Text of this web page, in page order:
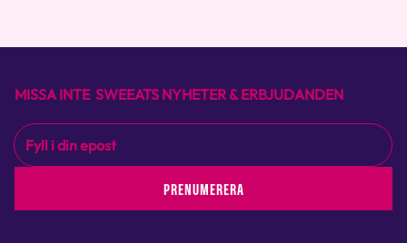
MISSA INTE SWEEATS NYHETER & ERBJUDANDEN
PRENUMERERA